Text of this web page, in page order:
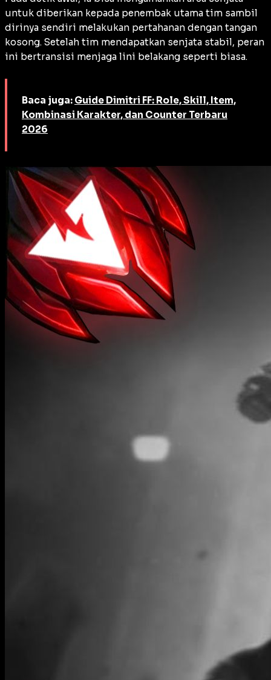
untuk diberikan kepada penembak utama tim sambil
dirinya sendiri melakukan pertahanan dengan tangan
kosong. Setelah tim mendapatkan senjata stabil, peran
ini bertransisi menjaga lini belakang seperti biasa.
Baca juga: Guide Dimitri FF: Role, Skill, Item,
Kombinasi Karakter, dan Counter Terbaru
2026